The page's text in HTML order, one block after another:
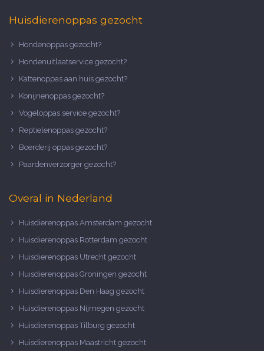
Huisdierenoppas gezocht
Hondenoppas gezocht?
Hondenuitlaatservice gezocht?
Kattenoppas aan huis gezocht?
Konijnenoppas gezocht?
Vogeloppas service gezocht?
Reptielenoppas gezocht?
Boerderij oppas gezocht?
Paardenverzorger gezocht?
Overal in Nederland
Huisdierenoppas Amsterdam gezocht
Huisdierenoppas Rotterdam gezocht
Huisdierenoppas Utrecht gezocht
Huisdierenoppas Groningen gezocht
Huisdierenoppas Den Haag gezocht
Huisdierenoppas Nijmegen gezocht
Huisdierenoppas Tilburg gezocht
Huisdierenoppas Maastricht gezocht